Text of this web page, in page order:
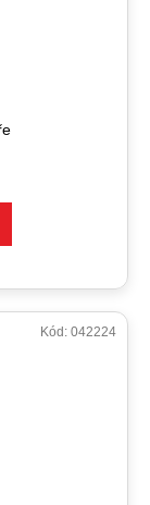
Kód: 042224